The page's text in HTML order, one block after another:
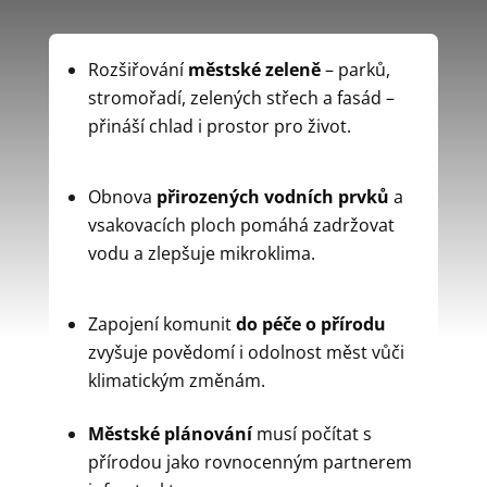
Rozšiřováníměstské zeleně– parků,
stromořadí, zelených střech a fasád –
přináší chlad i prostor pro život.
Obnova přirozených vodních prvků a
vsakovacích ploch pomáhá zadržovat
vodu a zlepšuje mikroklima.
Zapojení komunitdo péče o přírodu
zvyšuje povědomí i odolnost měst vůči
klimatickým změnám.
Městské plánovánímusí počítat s
přírodou jako rovnocenným partnerem